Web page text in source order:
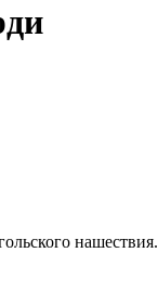
нашествия.